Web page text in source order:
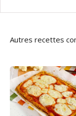
Autres recettes